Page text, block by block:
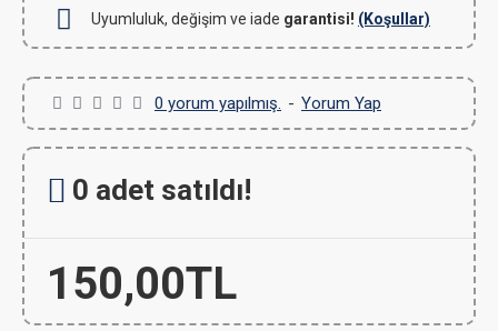
Uyumluluk, değişim ve iade garantisi! (Koşullar)
0 yorum yapılmış. - Yorum Yap
150,00TL
0 adet satıldı!